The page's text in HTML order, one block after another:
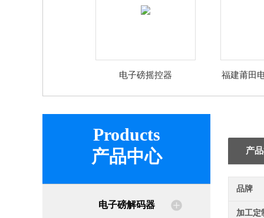
电子磅摇控器
福建莆田
Products
产品中心
电子磅解码器
产
品牌
加工定